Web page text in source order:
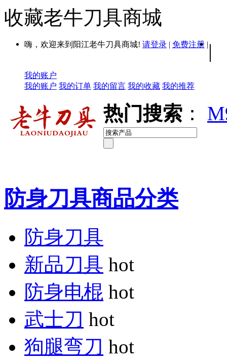
收藏老牛刀具商城
嗨，欢迎来到阳江老牛刀具商城! 请登录 | 免费注册 | |
我的账户
我的账户 我的订单 我的留言 我的收藏 我的推荐
热门搜索 ：
防身刀具商品分类
防身刀具
新品刀具 hot
防身电棍 hot
武士刀 hot
狗腿弯刀 hot